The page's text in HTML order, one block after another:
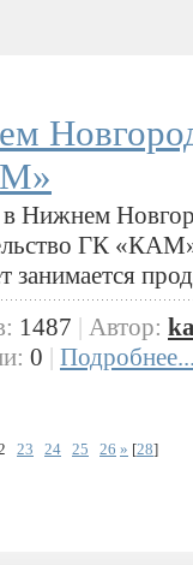
Нижнем
ГК
занимается
1487 | Автор:
0 | Подробнее...
23 24 25 26 » [28]